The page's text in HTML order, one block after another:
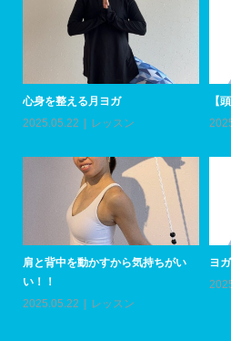
心身を整える月ヨガ
2025.05.22
レッスン
【
肩と背中を動かすから気持ちがい
い！！
2025.05.22
レッスン
ヨ